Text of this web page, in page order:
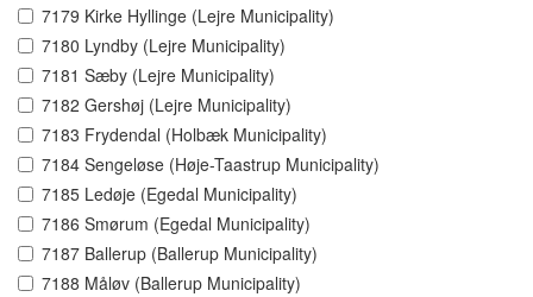
7179 Kirke Hyllinge (Lejre Municipality)
7180 Lyndby (Lejre Municipality)
7181 Sæby (Lejre Municipality)
7182 Gershøj (Lejre Municipality)
7183 Frydendal (Holbæk Municipality)
7184 Sengeløse (Høje-Taastrup Municipality)
7185 Ledøje (Egedal Municipality)
7186 Smørum (Egedal Municipality)
7187 Ballerup (Ballerup Municipality)
7188 Måløv (Ballerup Municipality)